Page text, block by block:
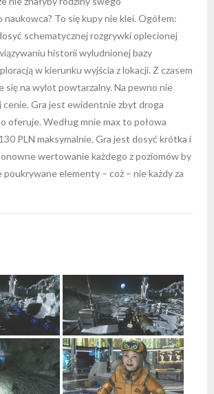
naukowca? To się kupy nie klei. Ogółem:
schematycznej rozgrywki oplecionej
historii wyludnionej bazy
w kierunku wyjścia z lokacji. Z czasem
się na wylot powtarzalny. Na pewno nie
cenie. Gra jest ewidentnie zbyt droga
oferuje. Według mnie max to połowa
PLN maksymalnie. Gra jest dosyć krótka i
wertowanie każdego z poziomów by
poukrywane elementy – coż – nie każdy za